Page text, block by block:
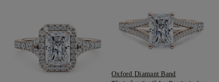
Oxford Diamant Band